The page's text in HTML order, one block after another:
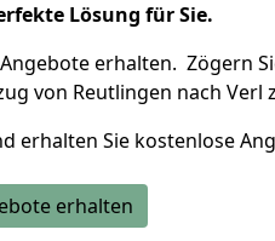
Lösung für Sie.
erhalten. Zögern
von Reutlingen nach Verl
erhalten Sie kostenlose
erhalten